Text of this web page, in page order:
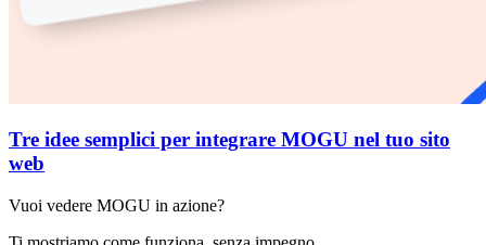
Tre idee semplici per integrare MOGU nel tuo sito
web
Vuoi vedere MOGU in azione?